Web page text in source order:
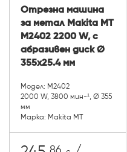
Отрезна машина
за метал Makita MT
M2402 2200 W, с
абразивен диск Ø
355x25.4 мм
Модел: M2402
2000 W, 3800 мин-¹, Ø 355
мм
Марка: Makita MT